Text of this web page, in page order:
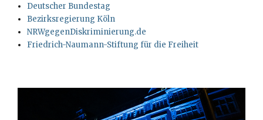
Deutscher Bundestag
Bezirksregierung Köln
NRWgegenDiskriminierung.de
Friedrich-Naumann-Stiftung für die Freiheit